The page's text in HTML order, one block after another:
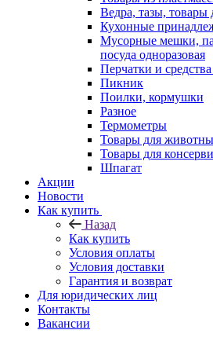
Ведра, тазы, товары
Кухонные
Мусорные мешки,
посуда одноразовая
Перчатки и
Пикник
Поилки, кормушки
Разное
Термометры
Товары для
Товары для
Шпагат
Акции
Новости
Как купить
Назад
Как купить
Условия оплаты
Условия доставки
Гарантия и возврат
Для юридических лиц
Контакты
Вакансии